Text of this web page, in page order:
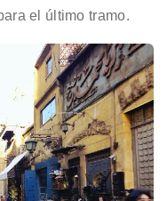
el último tramo.